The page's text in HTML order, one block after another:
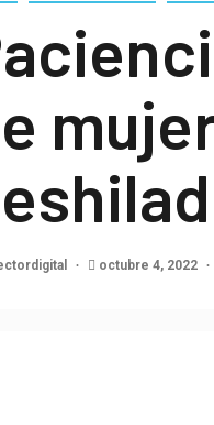
octubre 4, 2022